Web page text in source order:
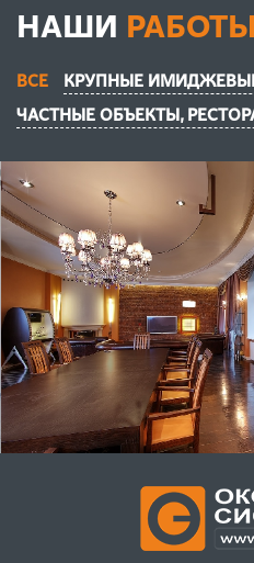
НАШИ РАБОТЫ
ВСЕ
КРУПНЫЕ
ЧАСТНЫЕ ОБЪЕКТЫ,